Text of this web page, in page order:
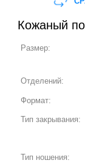
Кожаный
Размер:
Отделений:
Формат:
Тип закрывания:
Тип ношения: